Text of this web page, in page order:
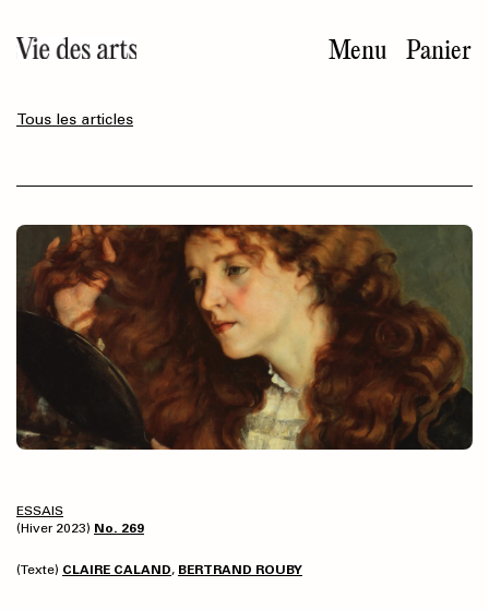
au
contenu
Menu Panier
Tous les articles
ESSAIS
(Hiver 2023) No. 269
(Texte) CLAIRE CALAND, BERTRAND ROUBY